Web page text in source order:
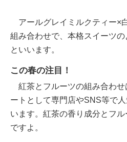
アールグレイミルクティー×
組み合わせで、本格スイーツ
といいます。
この春の注目！
紅茶とフルーツの組み合わせ
ートとして専門店やSNS等で
います。紅茶の香り成分とフ
ですよ。